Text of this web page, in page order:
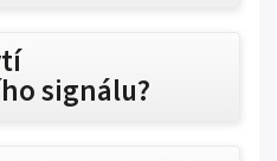
signálu?